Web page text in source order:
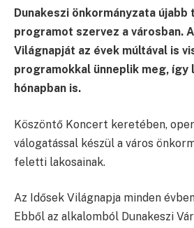
Dunakeszi önkormányzata
programot szervez a városban.
Világnapját az évek múltával is
programokkal ünneplik meg, így
hónapban is.
Köszöntő Koncert keretében,
válogatással készül a város
feletti lakosainak.
Az Idősek Világnapja minden
Ebből az alkalomból Dunakeszi